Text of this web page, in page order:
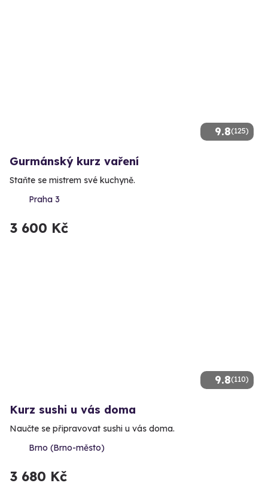
9.8(125)
Gurmánský kurz vaření
Staňte se mistrem své kuchyně.
Praha 3
3 600 Kč
9.8(110)
Kurz sushi u vás doma
Naučte se připravovat sushi u vás doma.
Brno (Brno-město)
3 680 Kč